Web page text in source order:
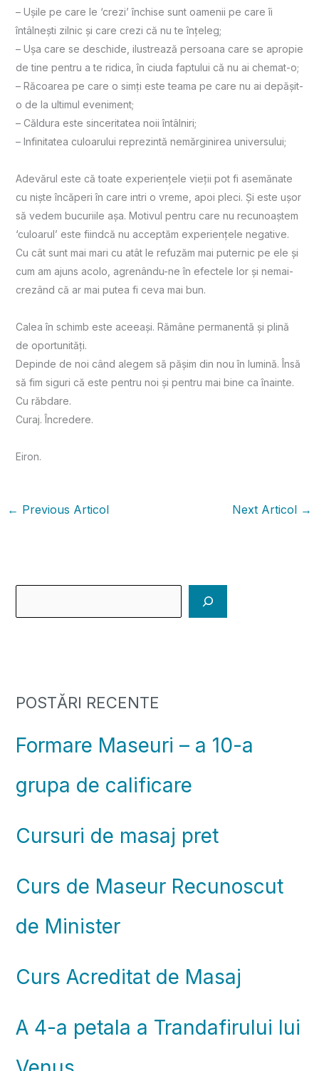
– Uşile pe care le ‘crezi’ închise sunt oamenii pe care îi
întâlnești zilnic şi care crezi că nu te înțeleg;
– Uşa care se deschide, ilustrează persoana care se apropie
de tine pentru a te ridica, în ciuda faptului că nu ai chemat-o;
– Răcoarea pe care o simți este teama pe care nu ai depăşit-
o de la ultimul eveniment;
– Căldura este sinceritatea noii întâlniri;
– Infinitatea culoarului reprezintă nemărginirea universului;
Adevărul este că toate experiențele vieții pot fi asemănate
cu nişte încăperi în care intri o vreme, apoi pleci. Şi este uşor
să vedem bucuriile aşa. Motivul pentru care nu recunoaştem
‘culoarul’ este fiindcă nu acceptăm experiențele negative.
Cu cât sunt mai mari cu atât le refuzăm mai puternic pe ele şi
cum am ajuns acolo, agrenându-ne în efectele lor şi nemai-
crezând că ar mai putea fi ceva mai bun.
Calea în schimb este aceeaşi. Rămâne permanentă și plină
de oportunități.
Depinde de noi când alegem să pășim din nou în lumină. Însă
să fim siguri că este pentru noi şi pentru mai bine ca înainte.
Cu răbdare.
Curaj. Încredere.
Eiron.
← Previous Articol Next Articol →
POSTĂRI RECENTE
Formare Maseuri – a 10-a
grupa de calificare
Cursuri de masaj pret
Curs de Maseur Recunoscut
de Minister
Curs Acreditat de Masaj
A 4-a petala a Trandafirului lui